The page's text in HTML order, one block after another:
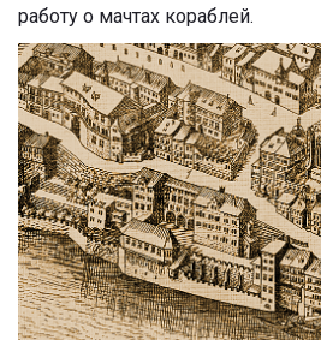
работу о мачтах кораблей.